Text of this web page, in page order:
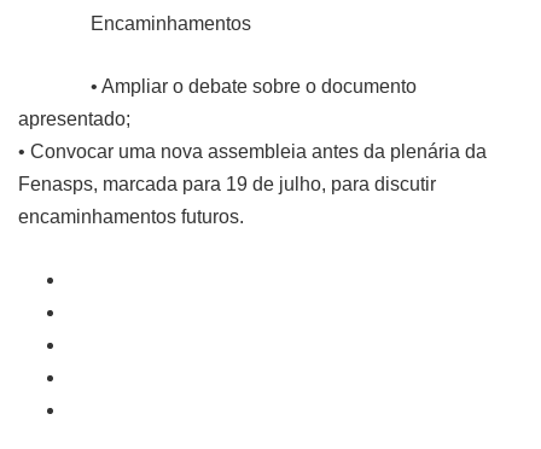
Encaminhamentos
• Ampliar o debate sobre o documento
apresentado;
• Convocar uma nova assembleia antes da plenária da
Fenasps, marcada para 19 de julho, para discutir
encaminhamentos futuros.